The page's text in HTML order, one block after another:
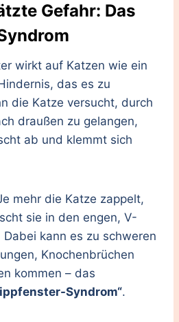
Gefahr: Das
wirkt auf Katzen wie ein
das es zu
die Katze versucht, durch
draußen zu gelangen,
ab und klemmt sich
mehr die Katze zappelt,
sie in den engen, V-
kann es zu schweren
Knochenbrüchen
kommen – das
Syndrom“.